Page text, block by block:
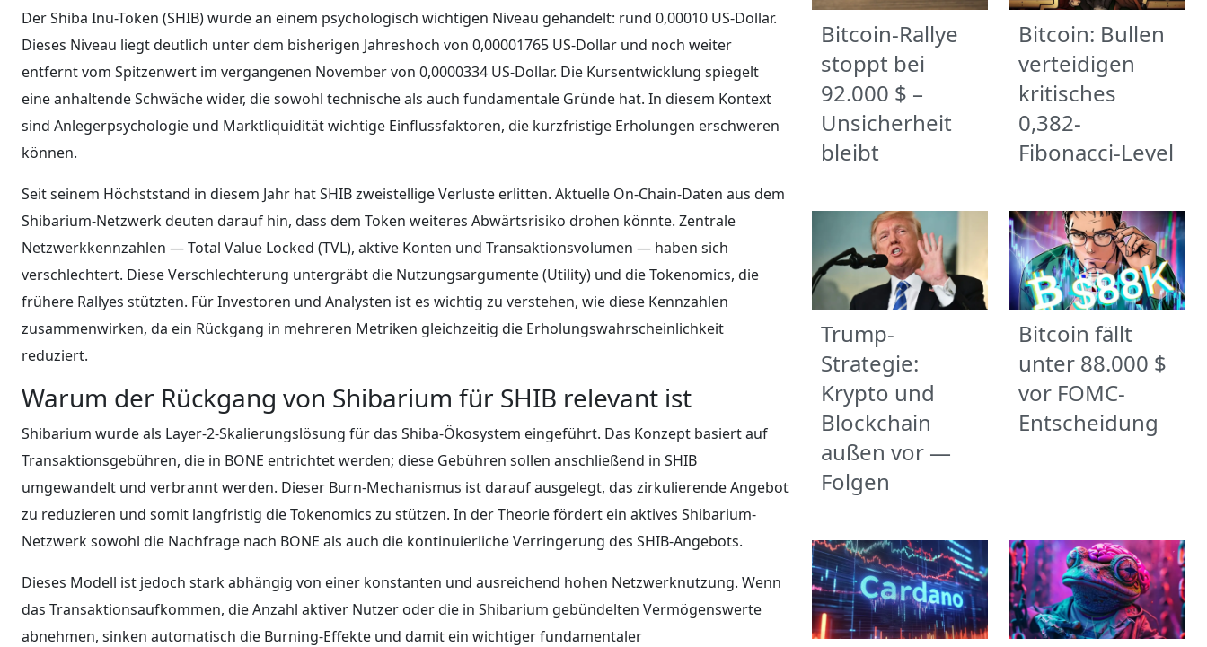
Der Shiba Inu-Token (SHIB) wurde an einem psychologisch wichtigen Niveau gehandelt: rund 0,00010 US-Dollar.
Dieses Niveau liegt deutlich unter dem bisherigen Jahreshoch von 0,00001765 US-Dollar und noch weiter
entfernt vom Spitzenwert im vergangenen November von 0,0000334 US-Dollar. Die Kursentwicklung spiegelt
eine anhaltende Schwäche wider, die sowohl technische als auch fundamentale Gründe hat. In diesem Kontext
sind Anlegerpsychologie und Marktliquidität wichtige Einflussfaktoren, die kurzfristige Erholungen erschweren
können.
Seit seinem Höchststand in diesem Jahr hat SHIB zweistellige Verluste erlitten. Aktuelle On-Chain-Daten aus dem
Shibarium-Netzwerk deuten darauf hin, dass dem Token weiteres Abwärtsrisiko drohen könnte. Zentrale
Netzwerkkennzahlen — Total Value Locked (TVL), aktive Konten und Transaktionsvolumen — haben sich
verschlechtert. Diese Verschlechterung untergräbt die Nutzungsargumente (Utility) und die Tokenomics, die
frühere Rallyes stützten. Für Investoren und Analysten ist es wichtig zu verstehen, wie diese Kennzahlen
zusammenwirken, da ein Rückgang in mehreren Metriken gleichzeitig die Erholungswahrscheinlichkeit
reduziert.
Warum der Rückgang von Shibarium für SHIB relevant ist
Shibarium wurde als Layer-2-Skalierungslösung für das Shiba-Ökosystem eingeführt. Das Konzept basiert auf
Transaktionsgebühren, die in BONE entrichtet werden; diese Gebühren sollen anschließend in SHIB
umgewandelt und verbrannt werden. Dieser Burn-Mechanismus ist darauf ausgelegt, das zirkulierende Angebot
zu reduzieren und somit langfristig die Tokenomics zu stützen. In der Theorie fördert ein aktives Shibarium-
Netzwerk sowohl die Nachfrage nach BONE als auch die kontinuierliche Verringerung des SHIB-Angebots.
Dieses Modell ist jedoch stark abhängig von einer konstanten und ausreichend hohen Netzwerknutzung. Wenn
das Transaktionsaufkommen, die Anzahl aktiver Nutzer oder die in Shibarium gebündelten Vermögenswerte
abnehmen, sinken automatisch die Burning-Effekte und damit ein wichtiger fundamentaler
Bitcoin-Rallye
stoppt bei
92.000 $ –
Unsicherheit
bleibt
Bitcoin: Bullen
verteidigen
kritisches
0,382-
Fibonacci-Level
Trump-
Strategie:
Krypto und
Blockchain
außen vor —
Folgen
Bitcoin fällt
unter 88.000 $
vor FOMC-
Entscheidung